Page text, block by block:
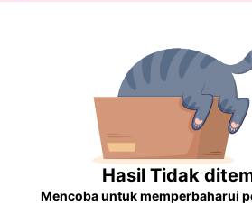
Hasil Tidak
Mencoba untuk memperbaharui